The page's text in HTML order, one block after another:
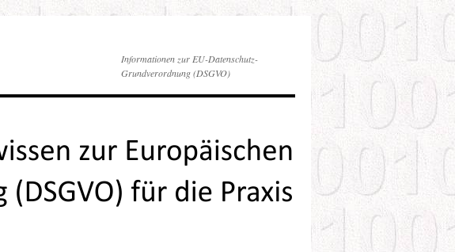
Informationen zur EU-Datenschutz-
Grundverordnung (DSGVO)